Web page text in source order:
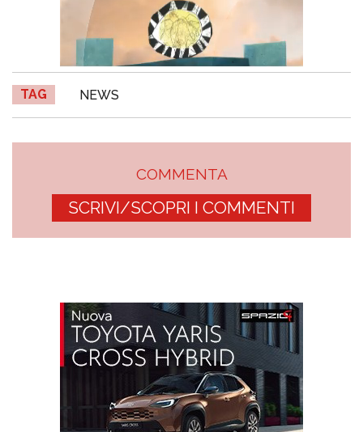
TAG NEWS
COMMENTA
SCRIVI/SCOPRI I COMMENTI